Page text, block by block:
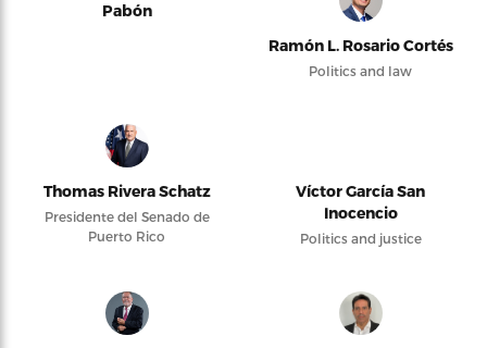
Pabón
Ramón L. Rosario Cortés
Politics and law
Thomas Rivera Schatz
Presidente del Senado de
Puerto Rico
Víctor García San
Inocencio
Politics and justice